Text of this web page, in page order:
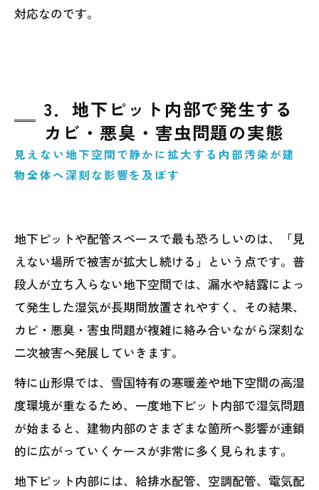
対応なのです。
3．地下ピット内部で発生する
カビ・悪臭・害虫問題の実態
見えない地下空間で静かに拡大する内部汚染が建
物全体へ深刻な影響を及ぼす
地下ピットや配管スペースで最も恐ろしいのは、「見
えない場所で被害が拡大し続ける」という点です。普
段人が立ち入らない地下空間では、漏水や結露によっ
て発生した湿気が長期間放置されやすく、その結果、
カビ・悪臭・害虫問題が複雑に絡み合いながら深刻な
二次被害へ発展していきます。
特に山形県では、雪国特有の寒暖差や地下空間の高湿
度環境が重なるため、一度地下ピット内部で湿気問題
が始まると、建物内部のさまざまな箇所へ影響が連鎖
的に広がっていくケースが非常に多く見られます。
地下ピット内部には、給排水配管、空調配管、電気配